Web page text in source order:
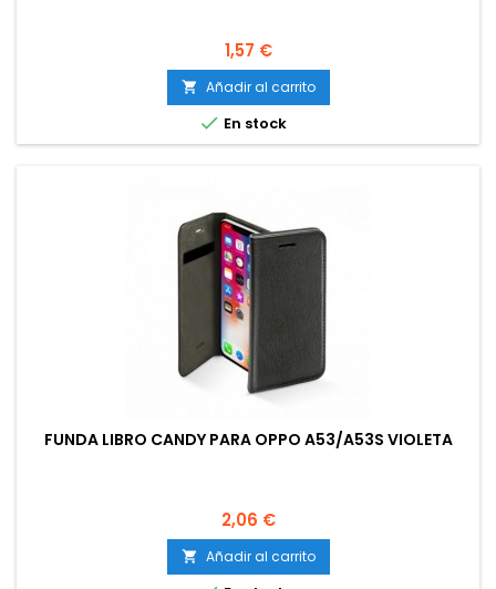
Precio
1,57 €
 Añadir al carrito
 En stock
FUNDA LIBRO CANDY PARA OPPO A53/A53S VIOLETA
Precio
2,06 €
 Añadir al carrito